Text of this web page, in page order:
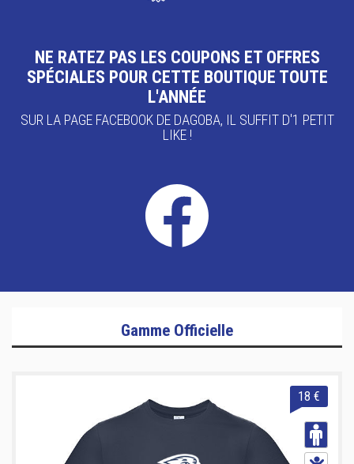
NE RATEZ PAS LES COUPONS ET OFFRES
SPÉCIALES POUR CETTE BOUTIQUE TOUTE
L'ANNÉE
SUR LA PAGE FACEBOOK DE DAGOBA, IL SUFFIT D'1 PETIT
LIKE !
Gamme Officielle
18 €